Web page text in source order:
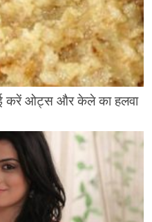
करें ओट्स और केले का हलवा